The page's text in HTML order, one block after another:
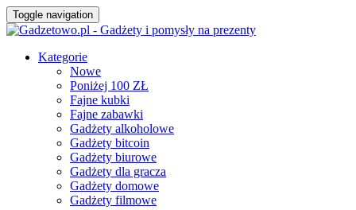
Toggle navigation
Kategorie
Nowe
Poniżej 100 ZŁ
Fajne kubki
Fajne zabawki
Gadżety alkoholowe
Gadżety bitcoin
Gadżety biurowe
Gadżety dla gracza
Gadżety domowe
Gadżety filmowe